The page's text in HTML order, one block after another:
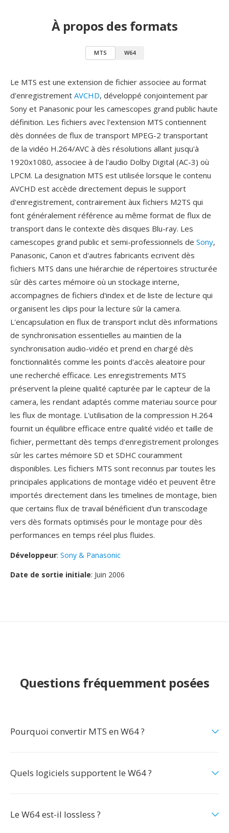
À propos des formats
MTS W64
Le MTS est une extension de fichier associee au format
d'enregistrement AVCHD, développé conjointement par
Sony et Panasonic pour les camescopes grand public haute
définition. Les fichiers avec l'extension MTS contiennent
dès données de flux de transport MPEG-2 transportant
de la vidéo H.264/AVC à dès résolutions allant jusqu'à
1920x1080, associee à de l'audio Dolby Digital (AC-3) où
LPCM. La designation MTS est utilisée lorsque le contenu
AVCHD est accède directement depuis le support
d'enregistrement, contrairement àux fichiers M2TS qui
font généralement référence au même format de flux de
transport dans le contexte dès disques Blu-ray. Les
camescopes grand public et semi-professionnels de Sony,
Panasonic, Canon et d'autres fabricants ecrivent dès
fichiers MTS dans une hiérarchie de répertoires structurée
sûr dès cartes mémoire où un stockage interne,
accompagnes de fichiers d'index et de liste de lecture qui
organisent les clips pour la lecture sûr la camera.
L'encapsulation en flux de transport inclut dès informations
de synchronisation essentielles au maintien de la
synchronisation audio-vidéo et prend en chargé dès
fonctionnalités comme les points d'accès aleatoire pour
une recherché efficace. Les enregistrements MTS
préservent la pleine qualité capturée par le capteur de la
camera, les rendant adaptés comme materiau source pour
les flux de montage. L'utilisation de la compression H.264
fournit un équilibre efficace entre qualité vidéo et taille de
fichier, permettant dès temps d'enregistrement prolonges
sûr les cartes mémoire SD et SDHC couramment
disponibles. Les fichiers MTS sont reconnus par toutes les
principales applications de montage vidéo et peuvent être
importés directement dans les timelines de montage, bien
que certains flux de travail bénéficient d'un transcodage
vers dès formats optimisés pour le montage pour dès
performances en temps réel plus fluides.
Développeur: Sony & Panasonic
Date de sortie initiale: Juin 2006
Questions fréquemment posées
Pourquoi convertir MTS en W64 ?
Quels logiciels supportent le W64 ?
Le W64 est-il lossless ?